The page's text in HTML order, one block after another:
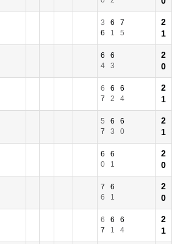
3 6
7
6
1 5
2
1
6
6
4
3
2
0
6 6
6
7
2 4
2
1
5 6
6
7
3 0
2
1
6
6
0
1
2
0
7
6
6
1
2
0
6 6
6
7
1 4
2
1